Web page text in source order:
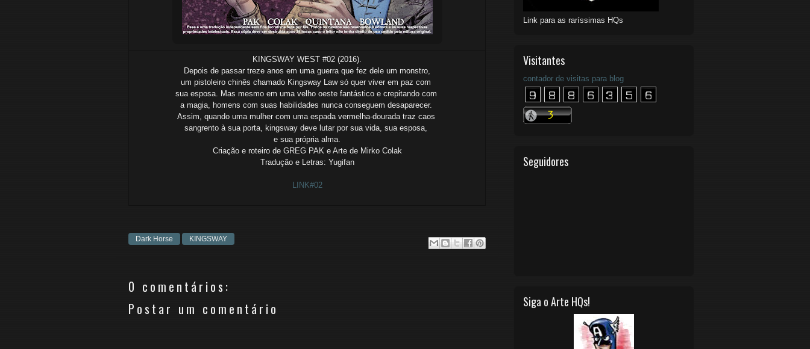
KINGSWAY WEST #02 (2016).
Depois de passar treze anos em uma guerra que fez dele um monstro,
um pistoleiro chinês chamado Kingsway Law só quer viver em paz com
sua esposa. Mas mesmo em uma velho oeste fantástico e crepitando com
a magia, homens com suas habilidades nunca conseguem desaparecer.
Assim, quando uma mulher com uma espada vermelha-dourada traz caos
sangrento à sua porta, kingsway deve lutar por sua vida, sua esposa,
e sua própria alma.
Criação e roteiro de GREG PAK e Arte de Mirko Colak
Tradução e Letras: Yugifan
LINK#02
Dark Horse KINGSWAY
0 comentários:
Postar um comentário
Link para as raríssimas HQs
Visitantes
contador de visitas para blog
Seguidores
Siga o Arte HQs!